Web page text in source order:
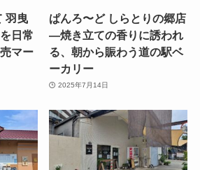
羽曳
日常
マー
ぱんろ〜ど しらとりの郷店
—焼き立ての香りに誘われ
る、朝から賑わう道の駅ベ
ーカリー
2025年7月14日